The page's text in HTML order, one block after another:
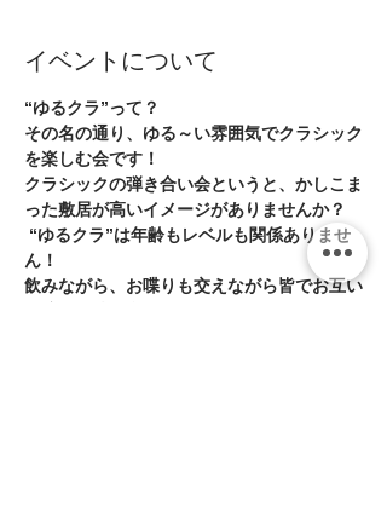
イベントについて
“ゆるクラ”って？
その名の通り、ゆる～い雰囲気でクラシック
を楽しむ会です！
クラシックの弾き合い会というと、かしこま
った敷居が高いイメージがありませんか？
“ゆるクラ”は年齢もレベルも関係ありませ
ん！
飲みながら、お喋りも交えながら皆でお互い